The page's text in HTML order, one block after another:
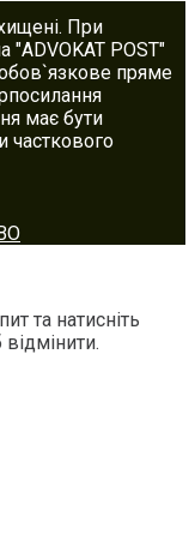
При
"ADVOKAT POST"
пряме
має бути
часткового
та натисніть